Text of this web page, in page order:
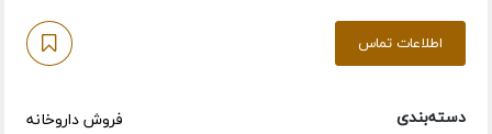
اطلاعات تماس
دسته‌بندی
فروش داروخانه